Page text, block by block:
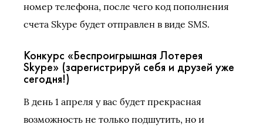
номер телефона, после чего код пополнения
счета Skype будет отправлен в виде SMS.
Конкурс «Беспроигрышная Лотерея
Skype» (зарегистрируй себя и друзей уже
сегодня!)
В день 1 апреля у вас будет прекрасная
возможность не только подшутить, но и